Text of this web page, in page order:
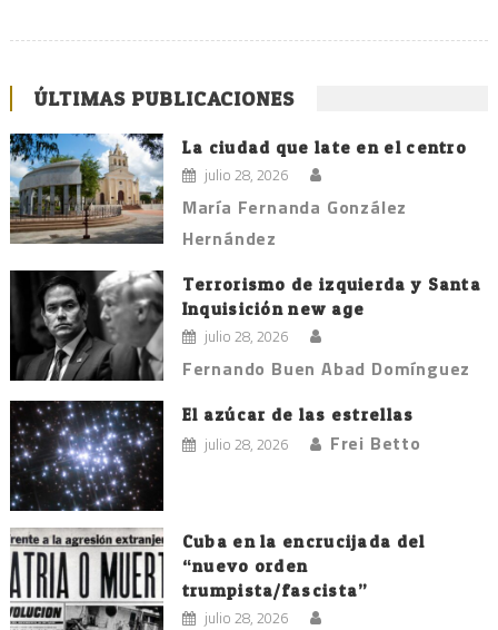
ÚLTIMAS PUBLICACIONES
La ciudad que late en el centro
julio 28, 2026
María Fernanda González
Hernández
Terrorismo de izquierda y Santa
Inquisición new age
julio 28, 2026
Fernando Buen Abad Domínguez
El azúcar de las estrellas
julio 28, 2026 Frei Betto
Cuba en la encrucijada del
“nuevo orden
trumpista/fascista”
julio 28, 2026